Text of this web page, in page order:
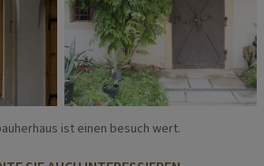
ist einen besuch wert.